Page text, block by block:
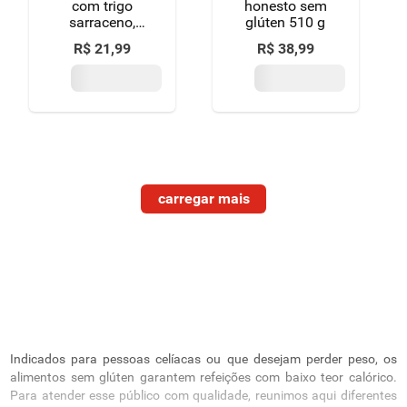
com trigo
sarraceno,
fibras de
psyllium e
bambu sem
glúten schär
R$ 21,99
honesto sem
glúten 510 g
R$ 38,99
Indicados para pessoas celíacas ou que desejam perder peso, os
alimentos sem glúten garantem refeições com baixo teor calórico.
Para atender esse público com qualidade, reunimos aqui diferentes